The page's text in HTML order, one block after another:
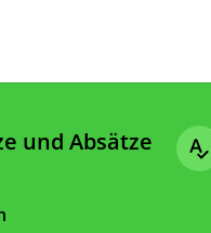
und Absätze